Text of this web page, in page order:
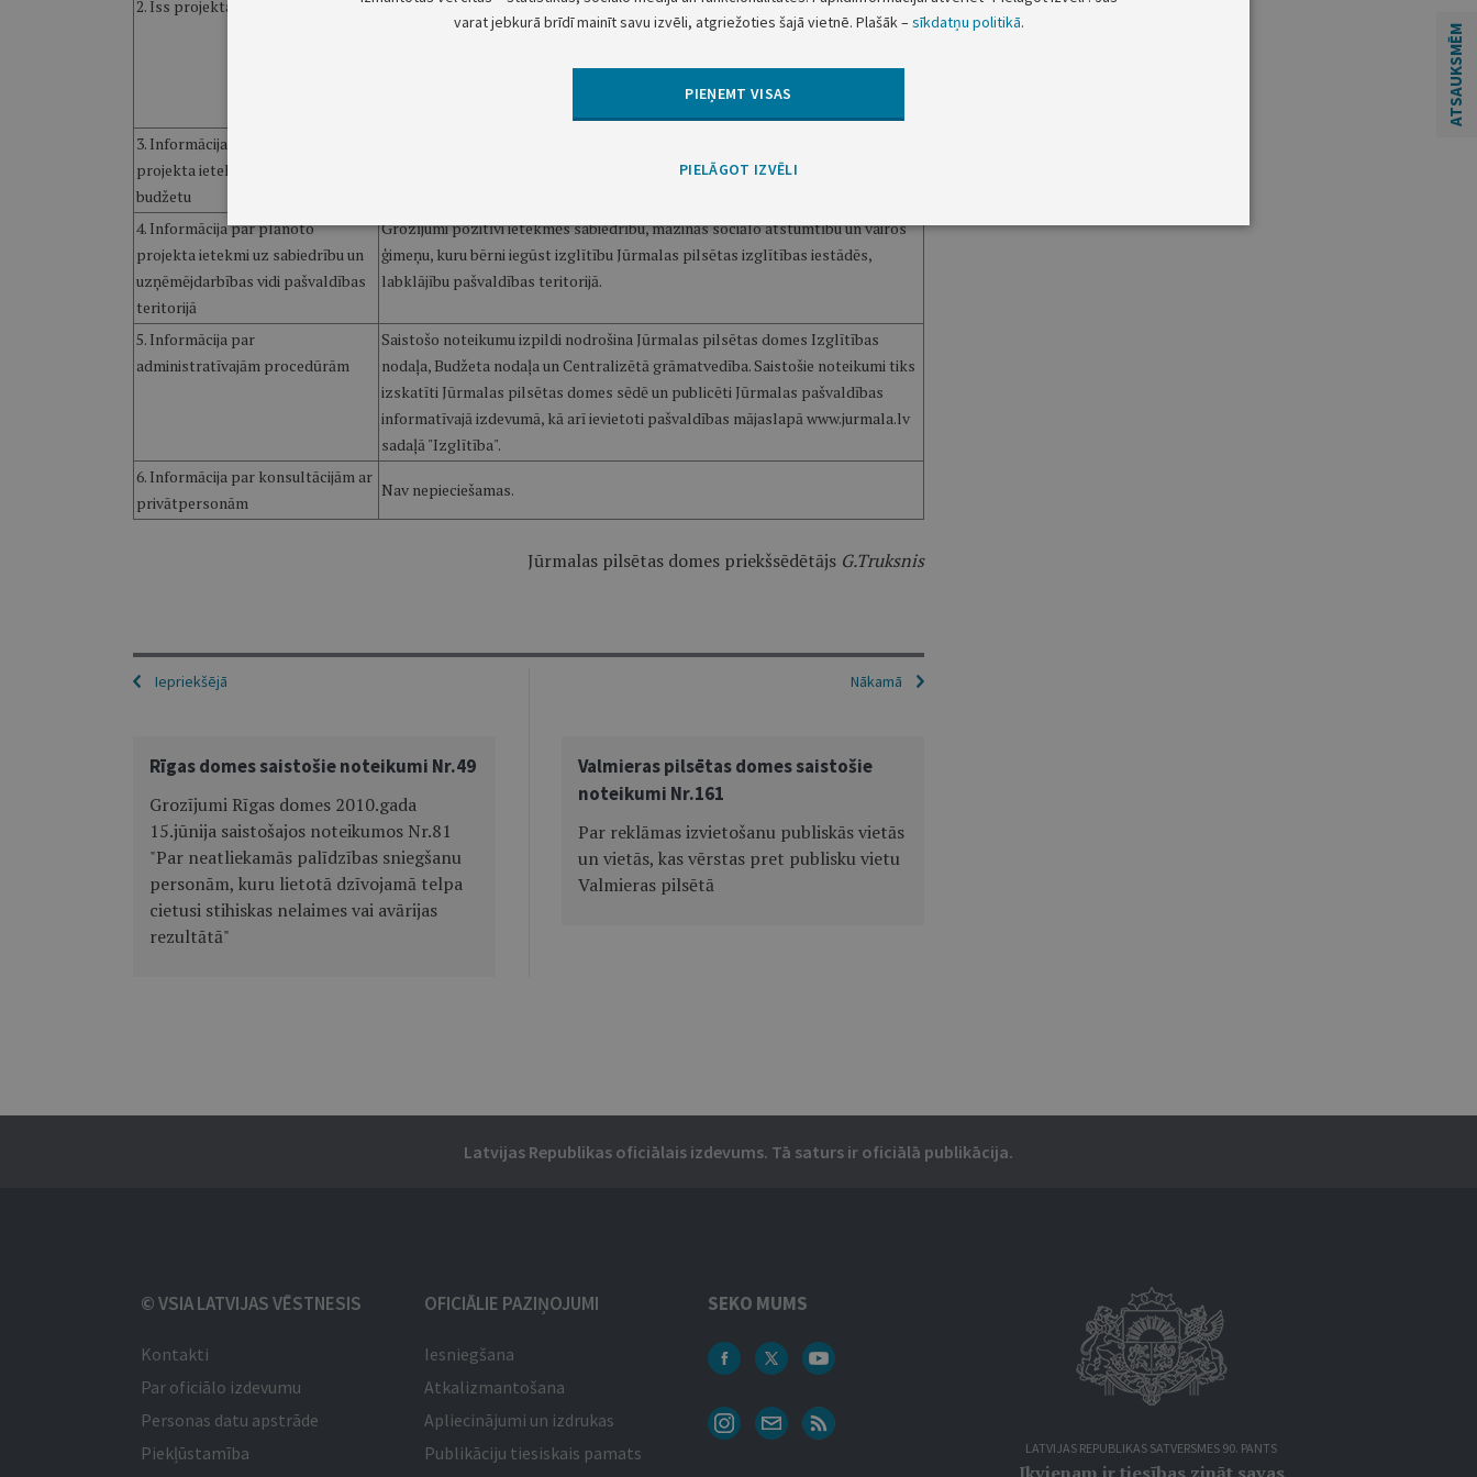
2. Īss projekta satura izklāsts
Grozījumi saistošo noteikumu 2.3.apakšpunktā nosaka, ka ēdināšanas maksas
atvieglojumi tiek piešķirti viesiem Jūrmalas pilsētas izglītības iestāžu
3. Informācija par plānoto
projekta ietekmi uz pašvaldības
budžetu
4. Informācija par plānoto
projekta ietekmi uz sabiedrību un
uzņēmējdarbības vidi pašvaldības
teritorijā
Grozījumi pozitīvi ietekmēs sabiedrību, mazinās sociālo atstumtību un vairos
ģimeņu, kuru bērni iegūst izglītību Jūrmalas pilsētas izglītības iestādēs,
labklājību pašvaldības teritorijā.
5. Informācija par
administratīvajām procedūrām
Saistošo noteikumu izpildi nodrošina Jūrmalas pilsētas domes Izglītības
nodaļa, Budžeta nodaļa un Centralizētā grāmatvedība. Saistošie noteikumi tiks
izskatīti Jūrmalas pilsētas domes sēdē un publicēti Jūrmalas pašvaldības
informatīvajā izdevumā, kā arī ievietoti pašvaldības mājaslapā www.jurmala.lv
sadaļā "Izglītība".
6. Informācija par konsultācijām ar
privātpersonām
Nav nepieciešamas.
Jūrmalas pilsētas domes priekšsēdētājs G.Truksnis
Iepriekšējā Nākamā
Rīgas domes saistošie noteikumi Nr.49
Grozījumi Rīgas domes 2010.gada
15.jūnija saistošajos noteikumos Nr.81
"Par neatliekamās palīdzības sniegšanu
personām, kuru lietotā dzīvojamā telpa
cietusi stihiskas nelaimes vai avārijas
rezultātā"
Valmieras pilsētas domes saistošie
noteikumi Nr.161
Par reklāmas izvietošanu publiskās vietās
un vietās, kas vērstas pret publisku vietu
Valmieras pilsētā
Latvijas Republikas oficiālais izdevums. Tā saturs ir oficiālā publikācija.
© VSIA LATVIJAS VĒSTNESIS
Kontakti
Par oficiālo izdevumu
Personas datu apstrāde
Piekļūstamība
OFICIĀLIE PAZIŅOJUMI
Iesniegšana
Atkalizmantošana
Apliecinājumi un izdrukas
Publikāciju tiesiskais pamats
SEKO MUMS
LATVIJAS REPUBLIKAS SATVERSMES 90. PANTS
ATSAUKSMĒM
varat jebkurā brīdī mainīt savu izvēli, atgriežoties šajā vietnē. Plašāk –sīkdatņu politikā.
PIEŅEMT VISAS
PIELĀGOT IZVĒLI